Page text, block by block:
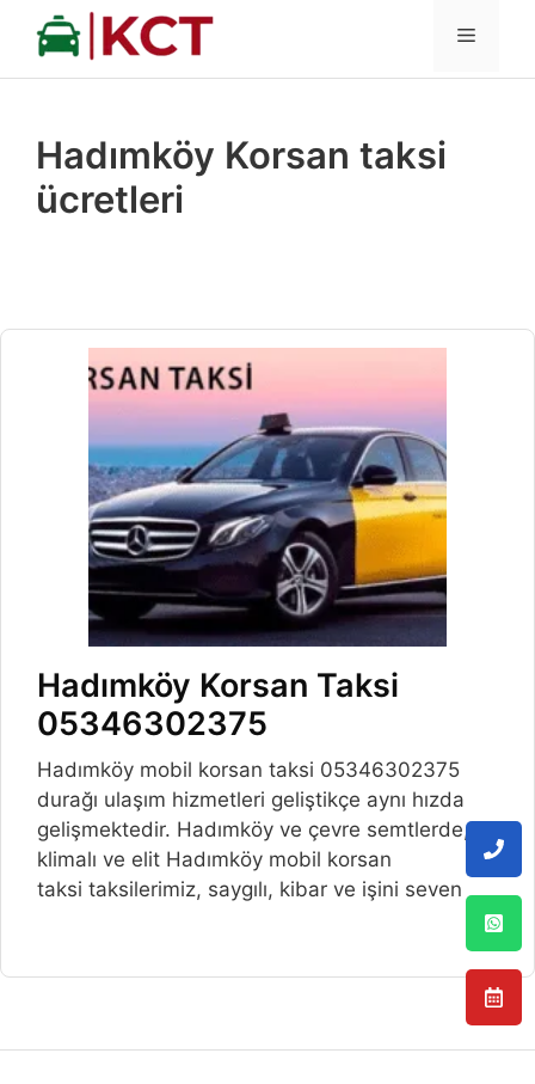
İçeriğe
MENÜ
Hadımköy Korsan taksi
ücretleri
Hadımköy Korsan Taksi
05346302375
Hadımköy mobil korsan taksi 05346302375
durağı ulaşım hizmetleri geliştikçe aynı hızda
gelişmektedir. Hadımköy ve çevre semtlerde,
klimalı ve elit Hadımköy mobil korsan
taksi taksilerimiz, saygılı, kibar ve işini seven